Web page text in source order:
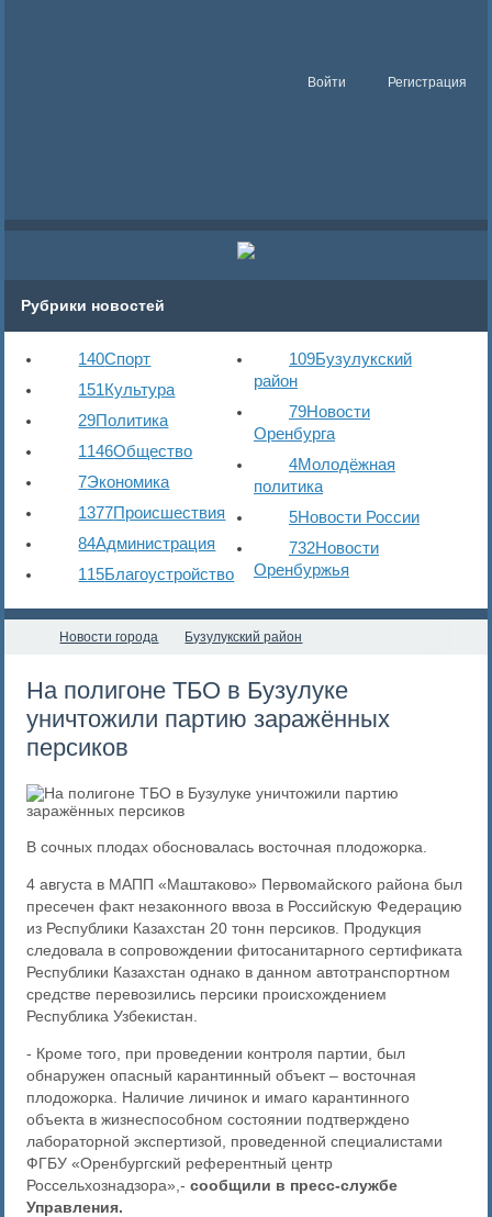
Войти Регистрация
Рубрики новостей
140Спорт
151Культура
29Политика
1146Общество
7Экономика
1377Происшествия
84Администрация
115Благоустройство
109Бузулукский
район
79Новости
Оренбурга
4Молодёжная
политика
5Новости России
732Новости
Оренбуржья
Новости города Бузулукский район
На полигоне ТБО в Бузулуке
уничтожили партию заражённых
персиков
В сочных плодах обосновалась восточная плодожорка.
4 августа в МАПП «Маштаково» Первомайского района был
пресечен факт незаконного ввоза в Российскую Федерацию
из Республики Казахстан 20 тонн персиков. Продукция
следовала в сопровождении фитосанитарного сертификата
Республики Казахстан однако в данном автотранспортном
средстве перевозились персики происхождением
Республика Узбекистан.
- Кроме того, при проведении контроля партии, был
обнаружен опасный карантинный объект – восточная
плодожорка. Наличие личинок и имаго карантинного
объекта в жизнеспособном состоянии подтверждено
лабораторной экспертизой, проведенной специалистами
ФГБУ «Оренбургский референтный центр
Россельхознадзора»,-сообщили в пресс-службе
Управления.